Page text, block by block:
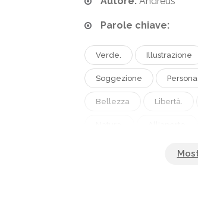
Parole chiave:
Verde. Illustrazione
Soggezione Persona
Bellezza Libertà.